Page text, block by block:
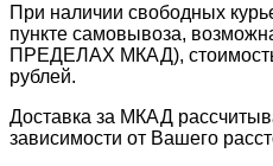
При наличии свободных
пункте самовывоза,
ПРЕДЕЛАХ МКАД), стоимость
рублей.
Доставка за МКАД
зависимости от Вашего